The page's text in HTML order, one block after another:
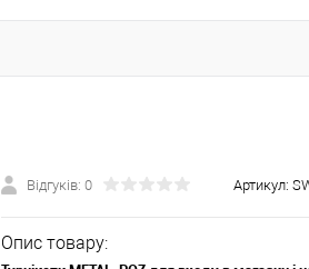
Відгуків: 0 Артикул:
Опис товару: